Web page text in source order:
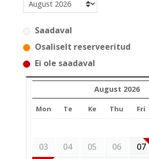
Saadaval
Osaliselt reserveeritud
Ei ole saadaval
August 2026
Mon Te Ke Thu Fri
03
04 05 06 07